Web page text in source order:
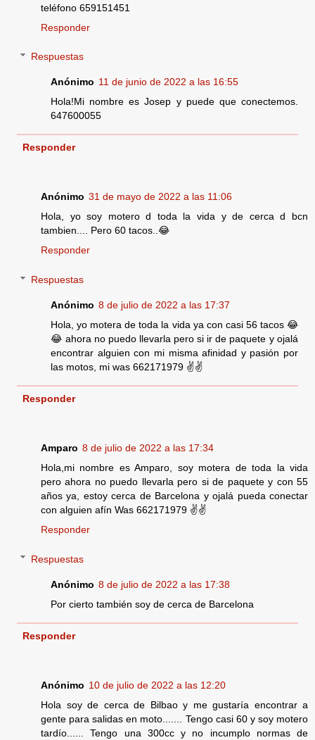
teléfono 659151451
Responder
Respuestas
Anónimo 11 de junio de 2022 a las 16:55
Hola!Mi nombre es Josep y puede que conectemos.
647600055
Responder
Anónimo 31 de mayo de 2022 a las 11:06
Hola, yo soy motero d toda la vida y de cerca d bcn
tambien.... Pero 60 tacos..😂
Responder
Respuestas
Anónimo 8 de julio de 2022 a las 17:37
Hola, yo motera de toda la vida ya con casi 56 tacos 😂
😂 ahora no puedo llevarla pero si ir de paquete y ojalá
encontrar alguien con mi misma afinidad y pasión por
las motos, mi was 662171979 ✌️✌️
Responder
Amparo 8 de julio de 2022 a las 17:34
Hola,mi nombre es Amparo, soy motera de toda la vida
pero ahora no puedo llevarla pero si de paquete y con 55
años ya, estoy cerca de Barcelona y ojalá pueda conectar
con alguien afín Was 662171979 ✌️✌️
Responder
Respuestas
Anónimo 8 de julio de 2022 a las 17:38
Por cierto también soy de cerca de Barcelona
Responder
Anónimo 10 de julio de 2022 a las 12:20
Hola soy de cerca de Bilbao y me gustaría encontrar a
gente para salidas en moto....... Tengo casi 60 y soy motero
tardío...... Tengo una 300cc y no incumplo normas de